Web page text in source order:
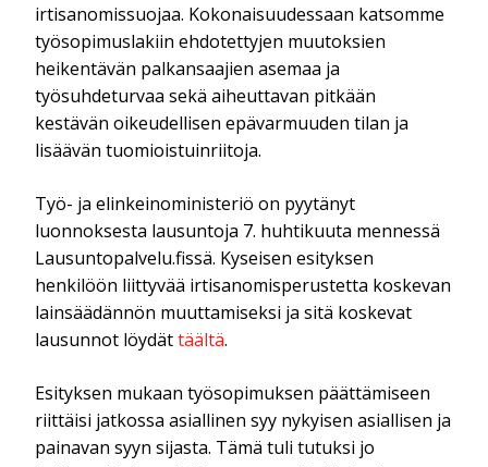
irtisanomissuojaa. Kokonaisuudessaan katsomme
työsopimuslakiin ehdotettyjen muutoksien
heikentävän palkansaajien asemaa ja
työsuhdeturvaa sekä aiheuttavan pitkään
kestävän oikeudellisen epävarmuuden tilan ja
lisäävän tuomioistuinriitoja.
Työ- ja elinkeinoministeriö on pyytänyt
luonnoksesta lausuntoja 7. huhtikuuta mennessä
Lausuntopalvelu.fissä. Kyseisen esityksen
henkilöön liittyvää irtisanomisperustetta koskevan
lainsäädännön muuttamiseksi ja sitä koskevat
lausunnot löydättäältä.
Esityksen mukaan työsopimuksen päättämiseen
riittäisi jatkossa asiallinen syy nykyisen asiallisen ja
painavan syyn sijasta. Tämä tuli tutuksi jo